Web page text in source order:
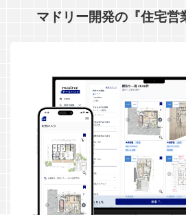
マドリー開発の『住宅営